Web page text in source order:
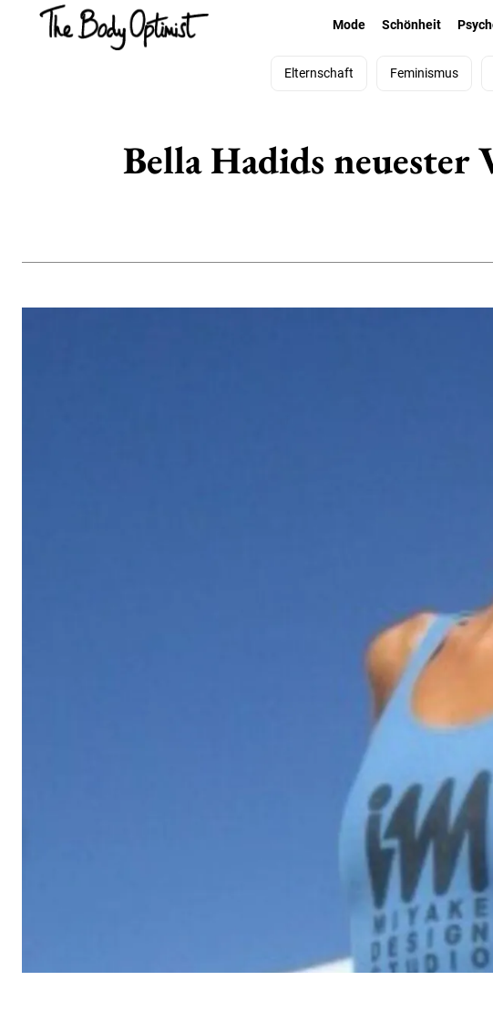
Mode Schönheit
Elternschaft Feminismus
Bella Hadids